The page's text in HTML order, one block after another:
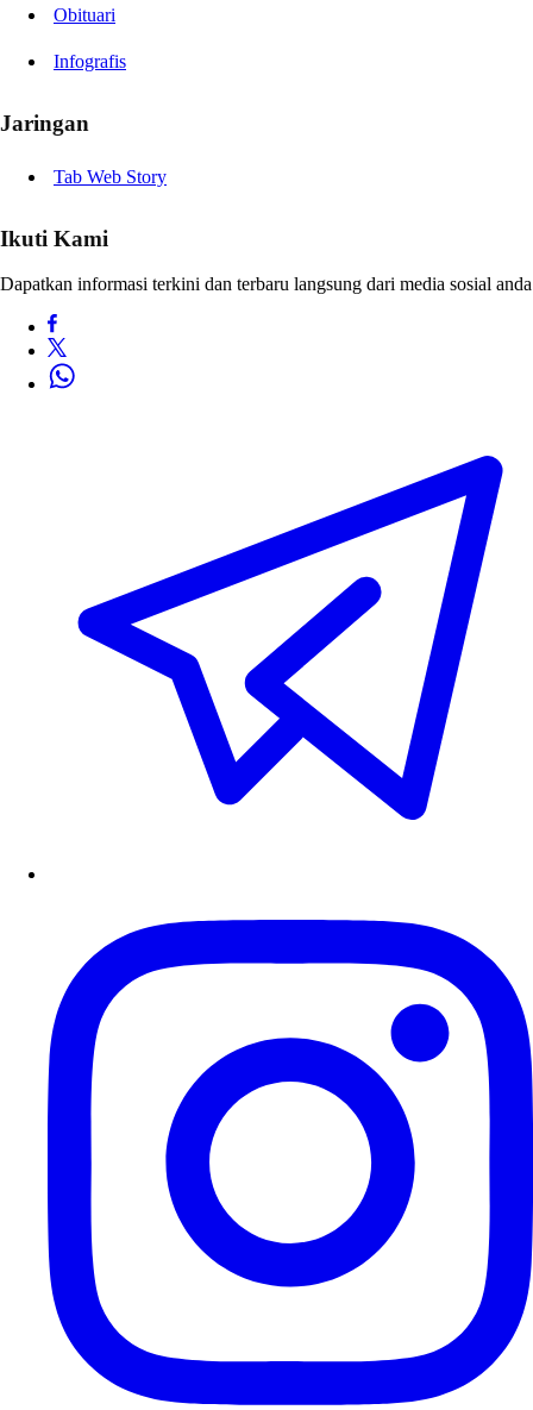
Obituari
Infografis
Jaringan
Tab Web Story
Ikuti Kami
Dapatkan informasi terkini dan terbaru langsung dari media sosial anda